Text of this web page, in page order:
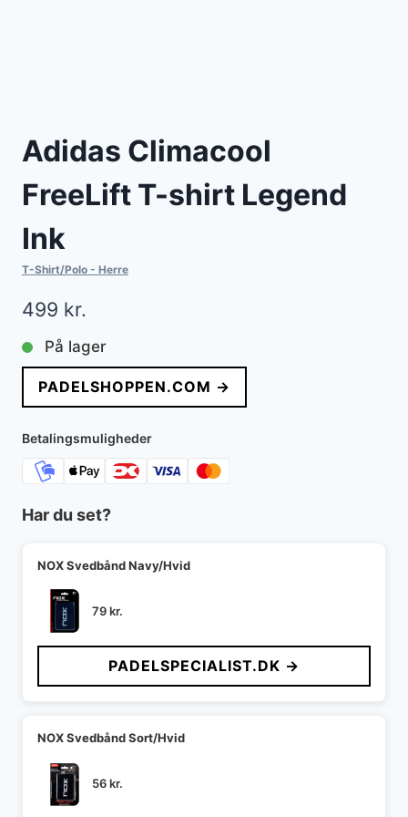
Adidas Climacool
FreeLift T-shirt Legend
Ink
T-Shirt/Polo - Herre
499 kr.
På lager
PADELSHOPPEN.COM →
Betalingsmuligheder
Har du set?
NOX Svedbånd Navy/Hvid
79kr.
PADELSPECIALIST.DK →
NOX Svedbånd Sort/Hvid
56kr.